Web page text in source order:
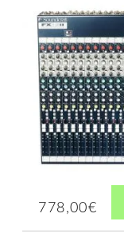
778,00€